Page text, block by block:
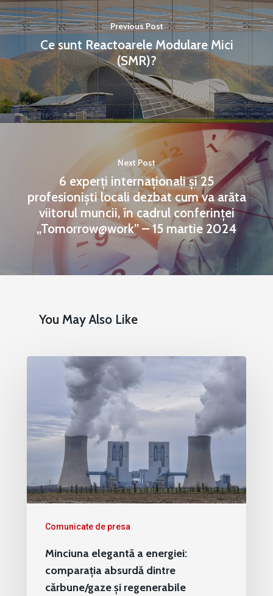
Previous Post
Ce sunt Reactoarele Modulare Mici
(SMR)?
Next Post
6 experți internaționali și 25
profesioniști locali dezbat cum va arăta
viitorul muncii, în cadrul conferinței
„Tomorrow@work” – 15 martie 2024
You May Also Like
Comunicate de presa
Minciuna elegantă a energiei:
comparația absurdă dintre
cărbune/gaze și regenerabile